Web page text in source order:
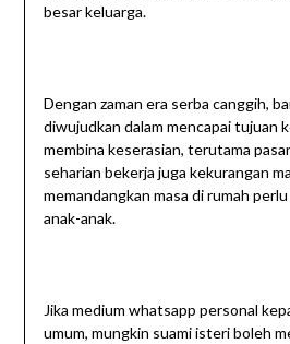
besar keluarga.
Dengan zaman era serba canggih,
diwujudkan dalam mencapai tujuan
membina keserasian, terutama
seharian bekerja juga kekurangan
memandangkan masa di rumah
anak-anak.
Jika medium whatsapp personal
umum, mungkin suami isteri boleh